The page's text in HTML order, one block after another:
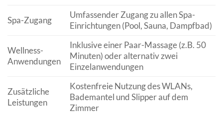
Spa-Zugang
Umfassender Zugang zu allen Spa-
Einrichtungen (Pool, Sauna, Dampfbad)
Wellness-
Anwendungen
Inklusive einer Paar-Massage (z.B. 50
Minuten) oder alternativ zwei
Einzelanwendungen
Zusätzliche
Leistungen
Kostenfreie Nutzung des WLANs,
Bademantel und Slipper auf dem
Zimmer